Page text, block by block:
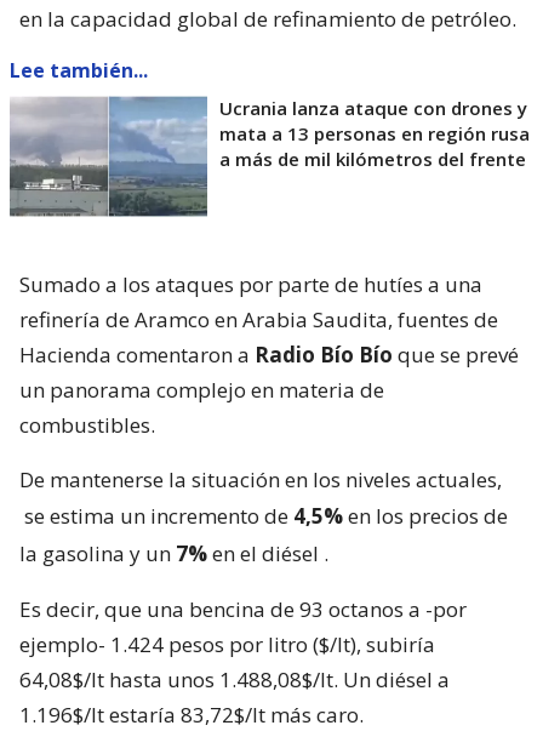
en la capacidad global de refinamiento de petróleo.
Lee también...
Ucrania lanza ataque con drones y
mata a 13 personas en región rusa
a más de mil kilómetros del frente
Sumado a los ataques por parte de hutíes a una
refinería de Aramco en Arabia Saudita, fuentes de
Hacienda comentaron a Radio Bío Bío que se prevé
un panorama complejo en materia de
combustibles.
De mantenerse la situación en los niveles actuales,
se estima un incremento de 4,5%en los precios de
la gasolina y un 7%en el diésel .
Es decir, que una bencina de 93 octanos a -por
ejemplo- 1.424 pesos por litro ($/lt), subiría
64,08$/lt hasta unos 1.488,08$/lt. Un diésel a
1.196$/lt estaría 83,72$/lt más caro.